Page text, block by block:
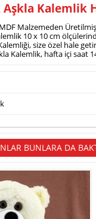
Aşkla Kalemlik
Malzemeden
10 x 10 cm
size özel hale
Kalemlik, hafta içi
BUNLARA DA